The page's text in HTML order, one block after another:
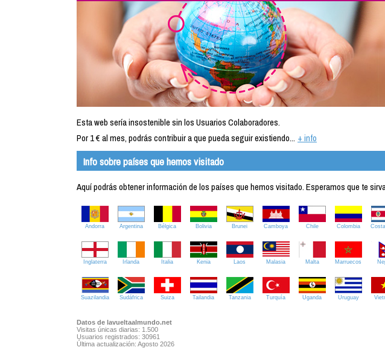
Esta web sería insostenible sin los Usuarios Colaboradores.
Por 1 € al mes, podrás contribuir a que pueda seguir existiendo... + info
Info sobre países que hemos visitado
Aquí podrás obtener información de los países que hemos visitado. Esperamos que te
Andorra Argentina Bélgica Bolivia Brunei Camboya Chile Colombia
Inglaterra Irlanda Italia Kenia Laos Malasia Malta Marruecos
Suazilandia Sudáfrica Suiza Tailandia Tanzania Turquía Uganda Uruguay
Datos de lavueltaalmundo.net
Visitas únicas diarias: 1.500
Usuarios registrados: 30961
Última actualización: Agosto 2026